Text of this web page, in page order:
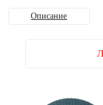
Описание